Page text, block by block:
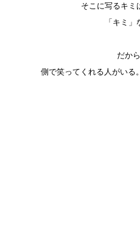
そこに写るキミ
「キミ」
だか
側で笑ってくれる人がいる